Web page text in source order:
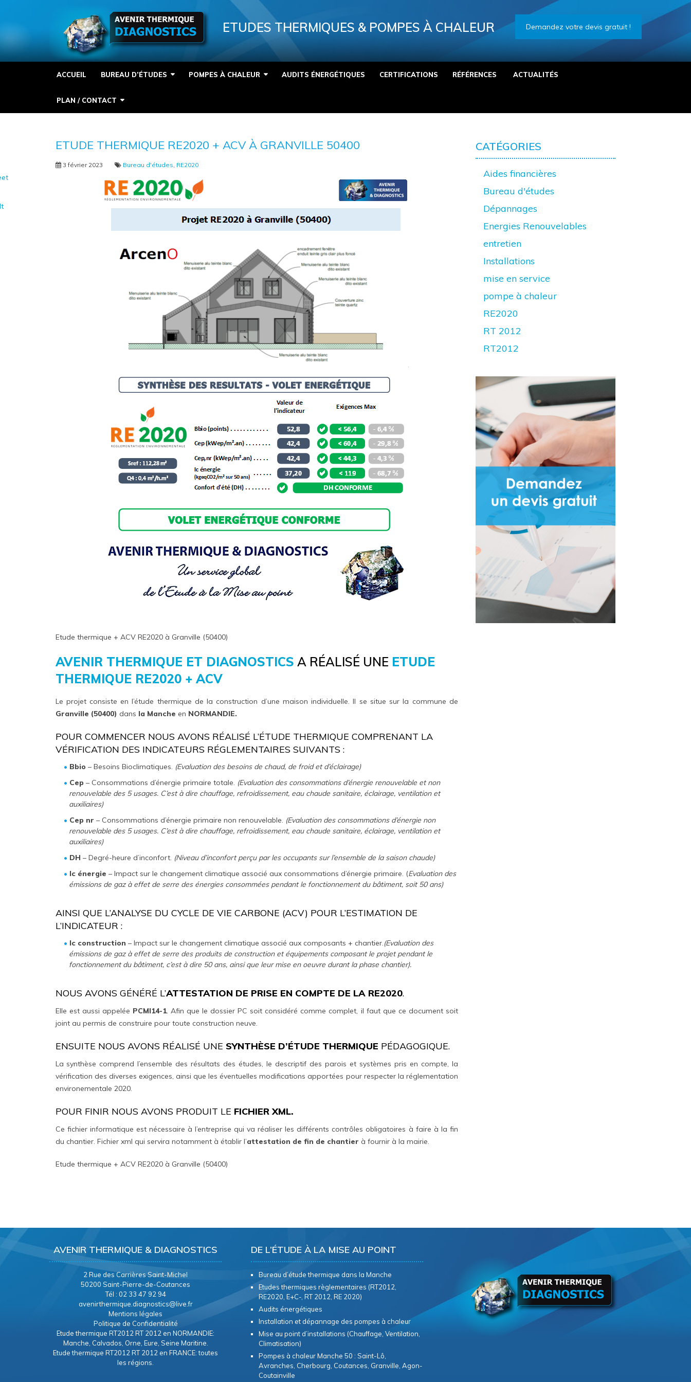
Demandez votre devis gratuit !
ETUDES THERMIQUES & POMPES À CHALEUR
ACCUEIL BUREAU D’ÉTUDES POMPES À CHALEUR AUDITS ÉNERGÉTIQUES CERTIFICATIONS RÉFÉRENCES ACTUALITÉS
PLAN / CONTACT
ETUDE THERMIQUE RE2020 + ACV À GRANVILLE 50400
3 février 2023 Bureau d'études RE2020
Etude thermique + ACV RE2020 à Granville (50400)
AVENIR THERMIQUE ET DIAGNOSTICS A RÉALISÉ UNE ETUDE
THERMIQUE RE2020 + ACV
Le projet consiste en l’étude thermique de la construction d’une maison individuelle. Il se situe sur la commune de
Granville (50400) dans la Manche en NORMANDIE.
POUR COMMENCER NOUS AVONS RÉALISÉ L’ÉTUDE THERMIQUE COMPRENANT LA
VÉRIFICATION DES INDICATEURS RÉGLEMENTAIRES SUIVANTS :
Bbio – Besoins Bioclimatiques. (Evaluation des besoins de chaud, de froid et d’éclairage)
Cep – Consommations d’énergie primaire totale. (Evaluation des consommations d’énergie renouvelable et non
renouvelable des 5 usages. C’est à dire chauffage, refroidissement, eau chaude sanitaire, éclairage, ventilation et
auxiliaires)
Cep nr – Consommations d’énergie primaire non renouvelable. (Evaluation des consommations d’énergie non
renouvelable des 5 usages. C’est à dire chauffage, refroidissement, eau chaude sanitaire, éclairage, ventilation et
auxiliaires)
DH – Degré-heure d’inconfort. (Niveau d’inconfort perçu par les occupants sur l’ensemble de la saison chaude)
Ic énergie – Impact sur le changement climatique associé aux consommations d’énergie primaire. (Evaluation des
émissions de gaz à effet de serre des énergies consommées pendant le fonctionnement du bâtiment, soit 50 ans)
AINSI QUE L’ANALYSE DU CYCLE DE VIE CARBONE (ACV) POUR L’ESTIMATION DE
L’INDICATEUR :
Ic construction – Impact sur le changement climatique associé aux composants + chantier.(Evaluation des
émissions de gaz à effet de serre des produits de construction et équipements composant le projet pendant le
fonctionnement du bâtiment, c’est à dire 50 ans, ainsi que leur mise en oeuvre durant la phase chantier).
NOUS AVONS GÉNÉRÉ L’ATTESTATION DE PRISE EN COMPTE DE LA RE2020.
Elle est aussi appelée PCMI14-1. Afin que le dossier PC soit considéré comme complet, il faut que ce document soit
joint au permis de construire pour toute construction neuve.
ENSUITE NOUS AVONS RÉALISÉ UNE SYNTHÈSE D’ÉTUDE THERMIQUE PÉDAGOGIQUE.
La synthèse comprend l’ensemble des résultats des études, le descriptif des parois et systèmes pris en compte, la
vérification des diverses exigences, ainsi que les éventuelles modifications apportées pour respecter la réglementation
environementale 2020.
POUR FINIR NOUS AVONS PRODUIT LE FICHIER XML.
Ce fichier informatique est nécessaire à l’entreprise qui va réaliser les différents contrôles obligatoires à faire à la fin
du chantier. Fichier xml qui servira notamment à établir l’attestation de fin de chantier à fournir à la mairie.
Etude thermique + ACV RE2020 à Granville (50400)
CATÉGORIES
Aides financières
Bureau d'études
Dépannages
Energies Renouvelables
entretien
Installations
mise en service
pompe à chaleur
RE2020
RT 2012
RT2012
AVENIR THERMIQUE & DIAGNOSTICS
2 Rue des Carrières Saint-Michel
50200 Saint-Pierre-de-Coutances
Tél : 02 33 47 92 94
avenirthermique.diagnostics@live.fr
Mentions légales
Politique de Confidentialité
Etude thermique RT2012 RT 2012 en NORMANDIE:
Manche, Calvados, Orne, Eure, Seine Maritine.
Etude thermique RT2012 RT 2012 en FRANCE: toutes
les régions.
DE L’ÉTUDE À LA MISE AU POINT
Bureau d’étude thermique dans la Manche
Etudes thermiques règlementaires (RT2012,
RE2020, E+C-, RT 2012, RE 2020)
Audits énergétiques
Installation et dépannage des pompes à chaleur
Mise au point d’installations (Chauffage, Ventilation,
Climatisation)
Pompes à chaleur Manche 50 : Saint-Lô,
Avranches, Cherbourg, Coutances, Granville, Agon-
Coutainville